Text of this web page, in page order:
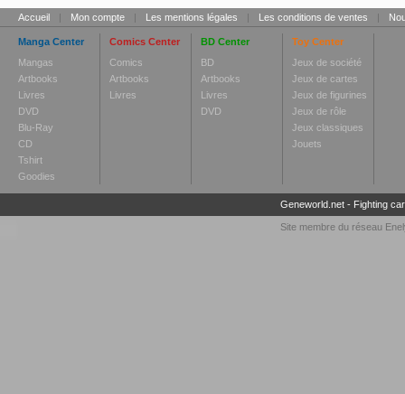
Accueil | Mon compte | Les mentions légales | Les conditions de ventes |
Manga Center
Mangas
Artbooks
Livres
DVD
Blu-Ray
CD
Tshirt
Goodies
Comics Center
Comics
Artbooks
Livres
BD Center
BD
Artbooks
Livres
DVD
Toy Center
Jeux de société
Jeux de cartes
Jeux de figurines
Jeux de rôle
Jeux classiques
Jouets
Geneworld.net- Fighting
Site membre du réseau